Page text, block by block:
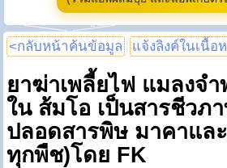
<กลับหน้าค้นข้อมูล แจ้งลิงค์ในเนื้อ
ยาฆ่าเพลี้ยไฟ แมลงจ
ใน ส้มโอ เป็นสารชีวภ
ปลอดสารพิษ มาคาแล
ทุกพืช)โดย FK